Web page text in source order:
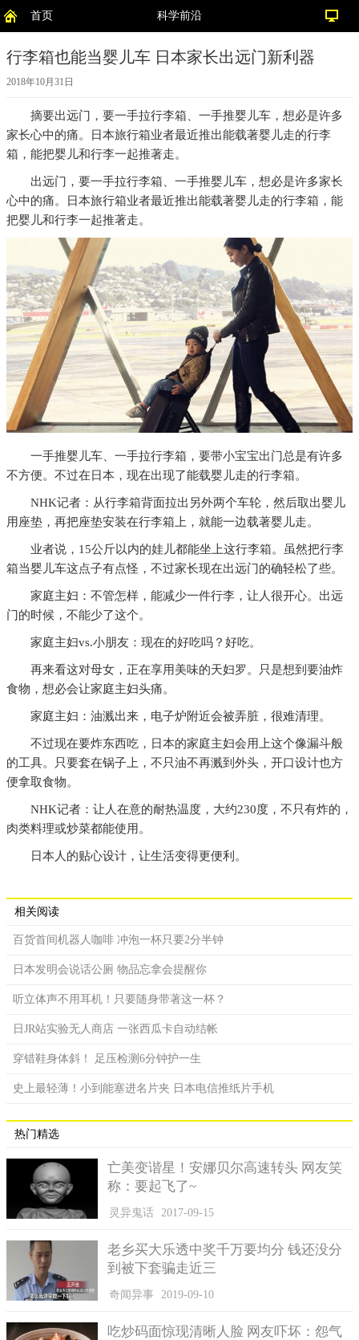
首页 科学前沿
行李箱也能当婴儿车 日本家长出远门新利器
2018年10月31日
摘要出远门，要一手拉行李箱、一手推婴儿车，想必是许多
家长心中的痛。日本旅行箱业者最近推出能载著婴儿走的行李
箱，能把婴儿和行李一起推著走。
出远门，要一手拉行李箱、一手推婴儿车，想必是许多家长
心中的痛。日本旅行箱业者最近推出能载著婴儿走的行李箱，能
把婴儿和行李一起推著走。
一手推婴儿车、一手拉行李箱，要带小宝宝出门总是有许多
不方便。不过在日本，现在出现了能载婴儿走的行李箱。
NHK记者：从行李箱背面拉出另外两个车轮，然后取出婴儿
用座垫，再把座垫安装在行李箱上，就能一边载著婴儿走。
业者说，15公斤以内的娃儿都能坐上这行李箱。虽然把行李
箱当婴儿车这点子有点怪，不过家长现在出远门的确轻松了些。
家庭主妇：不管怎样，能减少一件行李，让人很开心。出远
门的时候，不能少了这个。
家庭主妇vs.小朋友：现在的好吃吗？好吃。
再来看这对母女，正在享用美味的天妇罗。只是想到要油炸
食物，想必会让家庭主妇头痛。
家庭主妇：油溅出来，电子炉附近会被弄脏，很难清理。
不过现在要炸东西吃，日本的家庭主妇会用上这个像漏斗般
的工具。只要套在锅子上，不只油不再溅到外头，开口设计也方
便拿取食物。
NHK记者：让人在意的耐热温度，大约230度，不只有炸的，
肉类料理或炒菜都能使用。
日本人的贴心设计，让生活变得更便利。
相关阅读
百货首间机器人咖啡 冲泡一杯只要2分半钟
日本发明会说话公厕 物品忘拿会提醒你
听立体声不用耳机！只要随身带著这一杯？
日JR站实验无人商店 一张西瓜卡自动结帐
穿错鞋身体斜！ 足压检测6分钟护一生
史上最轻薄！小到能塞进名片夹 日本电信推纸片手机
热门精选
亡美变谐星！安娜贝尔高速转头 网友笑
称：要起飞了~
灵异鬼话 2017-09-15
老乡买大乐透中奖千万要均分 钱还没分
到被下套骗走近三
奇闻异事 2019-09-10
吃炒码面惊现清晰人脸 网友吓坏：怨气